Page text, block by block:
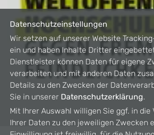
Datenschutzeinstellungen
Wir setzen auf unserer Website
ein und haben Inhalte Dritter
Dienstleister können Daten für eigene
verarbeiten und mit anderen Daten
Details zu den Zwecken der
Sie in unserer Datenschutzerklärung.
Mit Ihrer Auswahl willigen Sie ggf. in die
Ihrer Daten zu den jeweiligen Zwecken